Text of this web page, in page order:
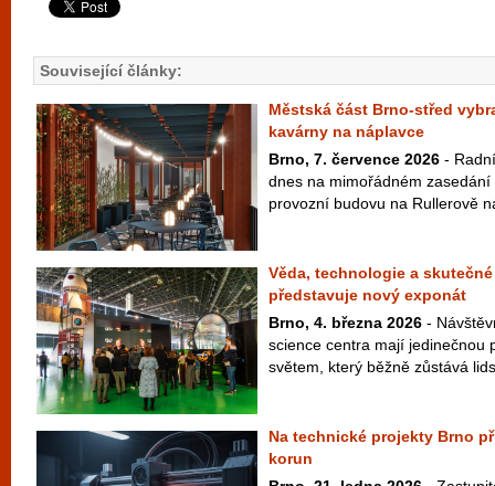
Související články:
Městská část Brno-střed
kavárny na náplavce
Brno, 7. července 2026 -
dnes na mimořádném
provozní budovu na Rullerově
Věda, technologie a
představuje nový exponát
Brno, 4. března 2026 -
science centra mají jedinečnou
světem, který běžně zůstává
Na technické projekty Brno
korun